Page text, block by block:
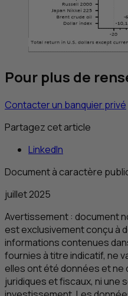
Pour plus de
Contacter un banquier privé
Partagez cet article
LinkedIn
Document à caractère
juillet 2025
Avertissement : document
est exclusivement conçu à
informations contenues
fournies à titre indicatif, ne
elles ont été données et
juridiques et fiscaux, ni une